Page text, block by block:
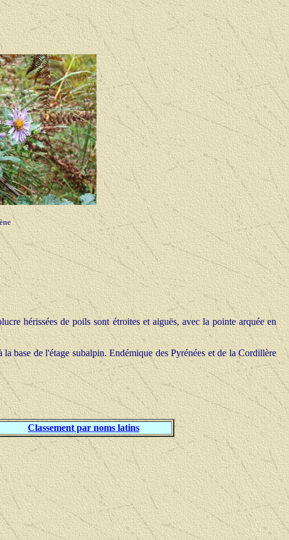
hérissées de poils sont étroites et aiguës, avec la pointe arquée en
base de l'étage subalpin. Endémique des Pyrénées et de la Cordillère
Classement par noms latins